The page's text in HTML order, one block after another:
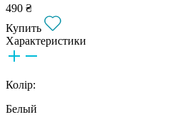
490 ₴
Купить
Характеристики
Колір:
Белый